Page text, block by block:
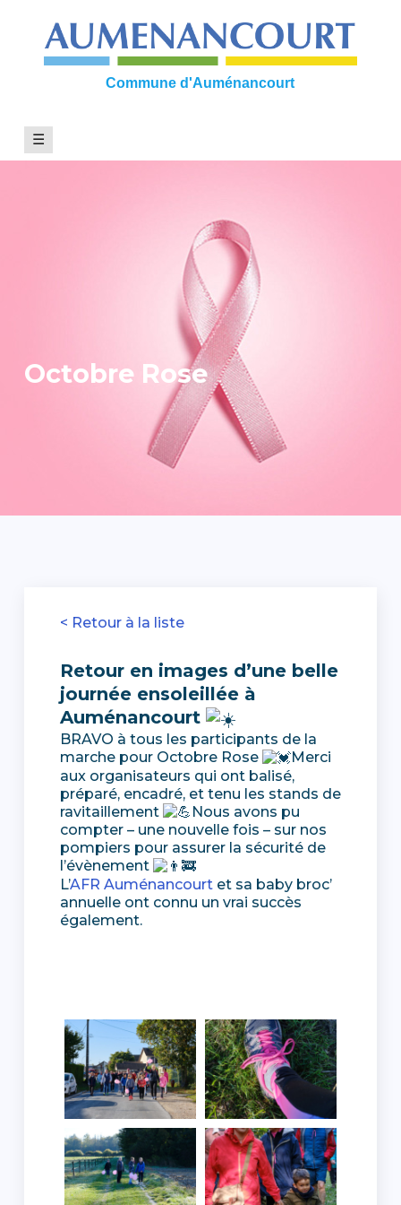
content
Commune d'Auménancourt
☰
Octobre Rose
< Retour à la liste
Retour en images d’une belle
journée ensoleillée à
Auménancourt
BRAVO à tous les participants de la
marche pour Octobre Rose
Merci
aux organisateurs qui ont balisé,
préparé, encadré, et tenu les stands de
ravitaillement
Nous avons pu
compter – une nouvelle fois – sur nos
pompiers pour assurer la sécurité de
l’évènement
L’AFR Auménancourtet sa baby broc’
annuelle ont connu un vrai succès
également.